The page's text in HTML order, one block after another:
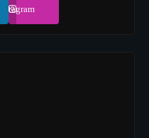
Instagram